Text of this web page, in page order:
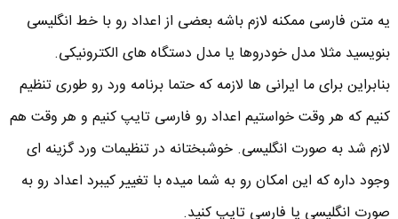
یه متن فارسی ممکنه لازم باشه بعضی از اعداد رو با خط انگلیسی
بنویسید مثلا مدل خودروها یا مدل دستگاه های الکترونیکی.
بنابراین برای ما ایرانی ها لازمه که حتما برنامه ورد رو طوری تنظیم
کنیم که هر وقت خواستیم اعداد رو فارسی تایپ کنیم و هر وقت هم
لازم شد به صورت انگلیسی. خوشبختانه در تنظیمات ورد گزینه ای
وجود داره که این امکان رو به شما میده با تغییر کیبرد اعداد رو به
صورت انگلیسی یا فارسی تایپ کنید.